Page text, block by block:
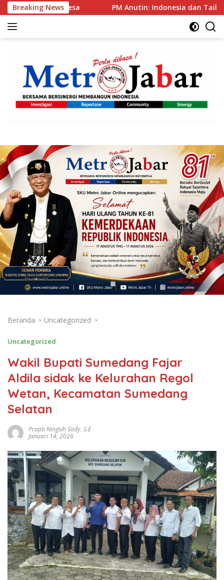
Langsung
ke
konten
Breaking NewsPM Anutin: Indonesia dan Tailan Pilar Utama
Beranda Uncategorized
Uncategorized
Wakil Bupati Sumedang Fajar
Aldila sidak ke Kelurahan Regol
Wetan, Kecamatan Sumedang
Selatan
Prapti Ningsih Sody. S.E
Januari 14, 2026